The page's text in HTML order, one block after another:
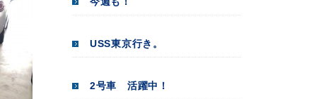
USS東京行き。
2号車 活躍中！